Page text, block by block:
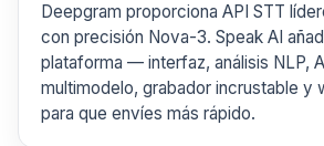
Deepgram proporciona API STT
con precisión Nova-3. Speak AI
plataforma — interfaz, análisis NLP,
multimodelo, grabador incrustable
para que envíes más rápido.